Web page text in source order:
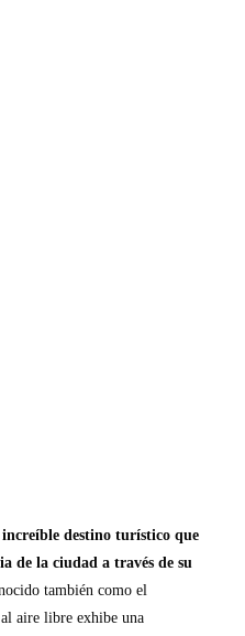
destino turístico que
de la ciudad a través de su
también como el
al aire libre exhibe una